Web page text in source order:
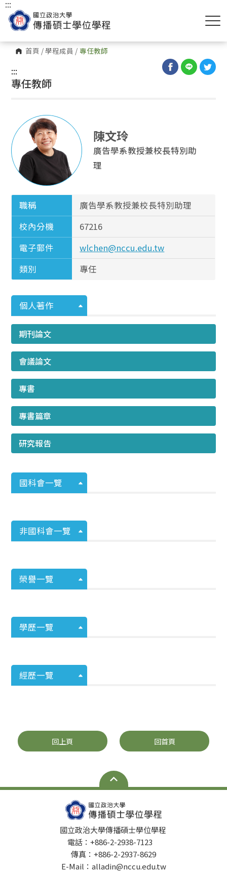
首頁 /學程成員 / 專任教師
:::
:::
專任教師
陳文玲
廣告學系教授兼校長特別助
理
職稱
廣告學系教授兼校長特別助理
校內分機
67216
電子郵件
wlchen@nccu.edu.tw
類別
專任
個人著作
期刊論文
會議論文
專書
專書篇章
研究報告
國科會一覽
非國科會一覽
榮譽一覽
學歷一覽
經歷一覽
回上頁 回首頁
國立政治大學傳播碩士學位學程
電話：+886-2-2938-7123
傳真：+886-2-2937-8629
E-Mail：alladin@nccu.edu.tw